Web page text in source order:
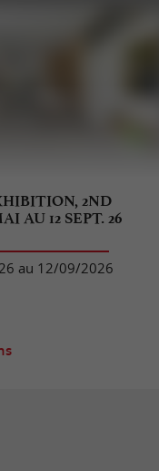
2ND
AU 12 SEPT. 26
au 12/09/2026